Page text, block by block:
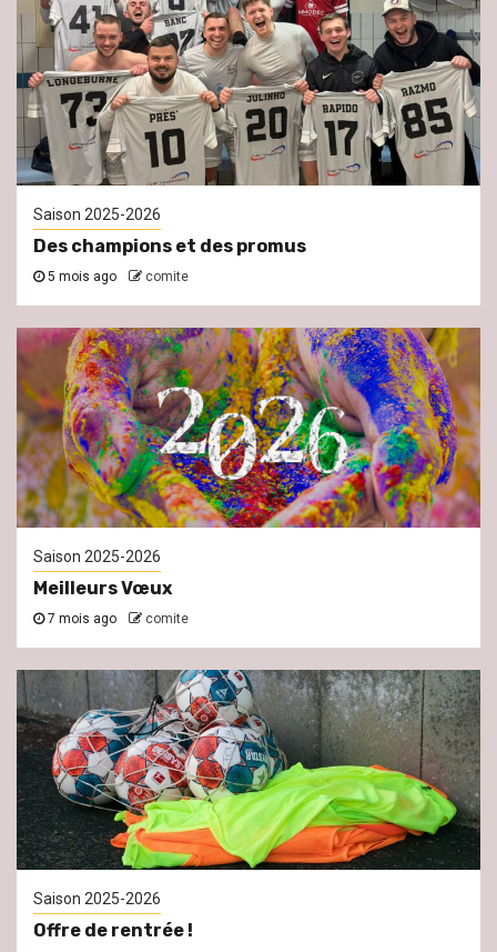
Saison 2025-2026
Des champions et des promus
5 mois ago comite
Saison 2025-2026
Meilleurs Vœux
7 mois ago comite
Saison 2025-2026
Offre de rentrée !